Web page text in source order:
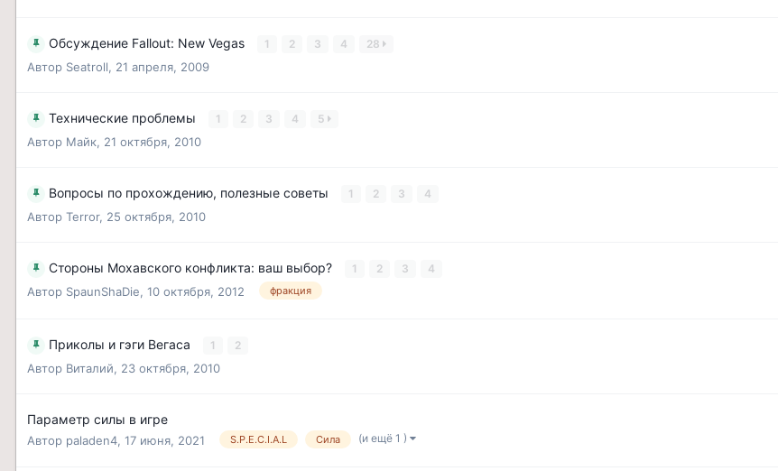
Обсуждение Fallout: New Vegas 1 2 3 4 28
Автор Seatroll, 21 апреля, 2009
Технические проблемы 1 2 3 4 5
Автор Майк, 21 октября, 2010
Вопросы по прохождению, полезные советы 1 2 3 4
Автор Terror, 25 октября, 2010
Стороны Мохавского конфликта: ваш выбор? 1 2 3 4
Автор SpaunShaDie, 10 октября, 2012 фракция
Приколы и гэги Вегаса 1 2
Автор Виталий, 23 октября, 2010
Параметр силы в игре
Автор paladen4, 17 июня, 2021 S.P.E.C.I.A.L Сила (и ещё 1 )